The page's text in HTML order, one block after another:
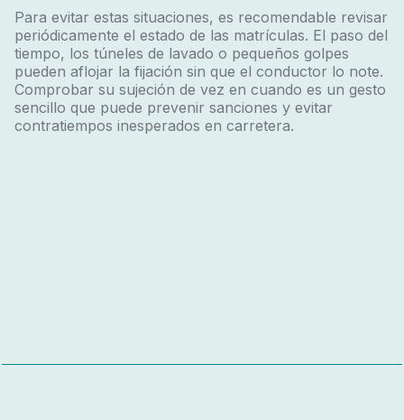
Para evitar estas situaciones, es recomendable revisar
periódicamente el estado de las matrículas. El paso del
tiempo, los túneles de lavado o pequeños golpes
pueden aflojar la fijación sin que el conductor lo note.
Comprobar su sujeción de vez en cuando es un gesto
sencillo que puede prevenir sanciones y evitar
contratiempos inesperados en carretera.